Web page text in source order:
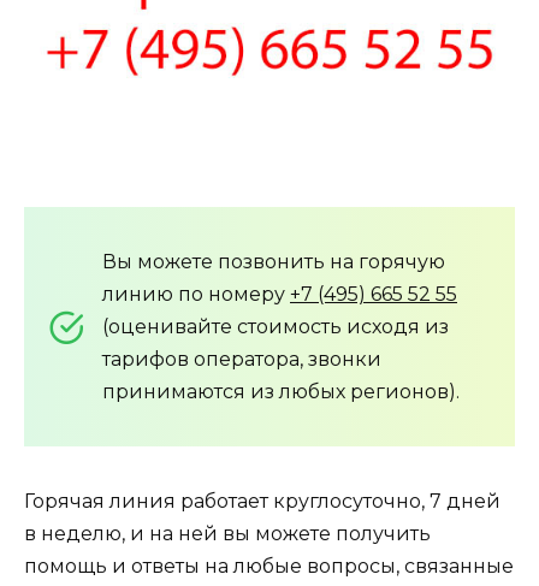
Вы можете позвонить на горячую
линию по номеру +7 (495) 665 52 55
(оценивайте стоимость исходя из
тарифов оператора, звонки
принимаются из любых регионов).
Горячая линия работает круглосуточно, 7 дней
в неделю, и на ней вы можете получить
помощь и ответы на любые вопросы, связанные